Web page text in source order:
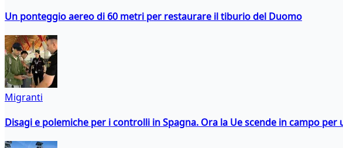
Un ponteggio aereo di 60 metri per restaurare il tiburio del Duomo
Migranti
Disagi e polemiche per i controlli in Spagna. Ora la Ue scende in campo